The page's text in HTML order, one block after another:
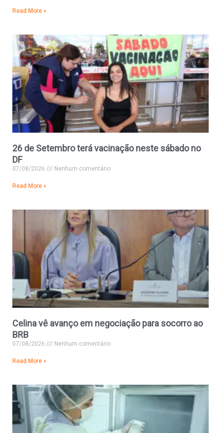
Read More »
26 de Setembro terá vacinação neste sábado no
DF
07/08/2026 Nenhum comentário
Read More »
Celina vê avanço em negociação para socorro ao
BRB
07/08/2026 Nenhum comentário
Read More »